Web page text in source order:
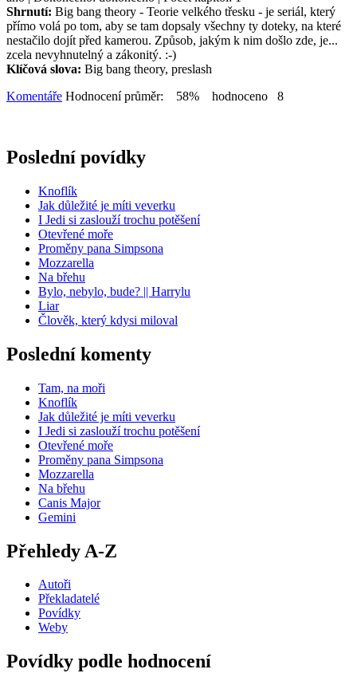
Shrnutí: Big bang theory - Teorie velkého třesku - je seriál, který
přímo volá po tom, aby se tam dopsaly všechny ty doteky, na které
nestačilo dojít před kamerou. Způsob, jakým k nim došlo zde, je...
zcela nevyhnutelný a zákonitý. :-)
Klíčová slova: Big bang theory, preslash
Komentáře Hodnocení průměr: 58% hodnoceno 8
Poslední povídky
Knoflík
Jak důležité je míti veverku
I Jedi si zaslouží trochu potěšení
Otevřené moře
Proměny pana Simpsona
Mozzarella
Na břehu
Bylo, nebylo, bude? || Harrylu
Liar
Člověk, který kdysi miloval
Poslední komenty
Tam, na moři
Knoflík
Jak důležité je míti veverku
I Jedi si zaslouží trochu potěšení
Otevřené moře
Proměny pana Simpsona
Mozzarella
Na břehu
Canis Major
Gemini
Přehledy A-Z
Autoři
Překladatelé
Povídky
Weby
Povídky podle hodnocení